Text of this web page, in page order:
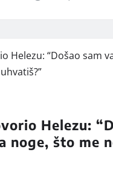
Helezu:
noge, što me